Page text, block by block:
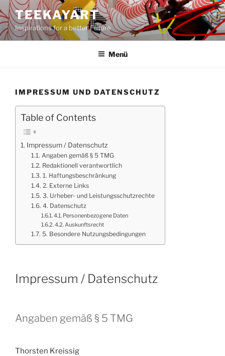
Zum
Inhalt
springen
TEEKAYART
Inspirations for a better Future
Menü
IMPRESSUM UND DATENSCHUTZ
Table of Contents
Impressum / Datenschutz
Angaben gemäß § 5 TMG
Redaktionell verantwortlich
1. Haftungsbeschränkung
2. Externe Links
3. Urheber- und Leistungsschutzrechte
4. Datenschutz
4.1. Personenbezogene Daten
4.2. Auskunftsrecht
5. Besondere Nutzungsbedingungen
Impressum / Datenschutz
Angaben gemäß § 5 TMG
Thorsten Kreissig